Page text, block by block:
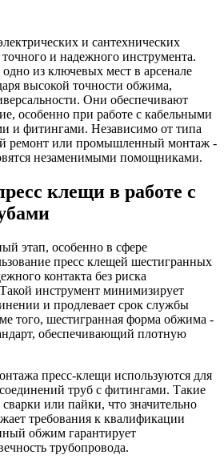
и сантехнических
и надежного инструмента.
из ключевых мест в арсенале
высокой точности обжима,
Они обеспечивают
особенно при работе с кабельными
и фитингами. Независимо от типа
ремонт или промышленный монтаж -
незаменимыми помощниками.
клещи в работе с
этап, особенно в сфере
пресс клещей шестигранных
контакта без риска
инструмент минимизирует
и продлевает срок службы
того, шестигранная форма обжима -
обеспечивающий плотную
пресс-клещи используются для
труб с фитингами. Такие
или пайки, что значительно
требования к квалификации
обжим гарантирует
трубопровода.